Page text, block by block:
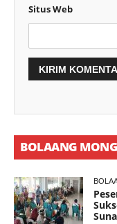
Situs Web
BOLAANG